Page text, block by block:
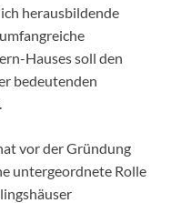
herausbildende
Hauses soll den
bedeutenden
vor der Gründung
untergeordnete Rolle